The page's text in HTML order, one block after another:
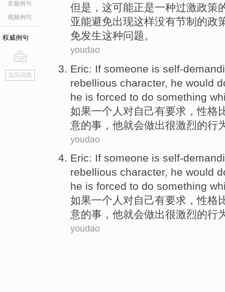
音频例句
视频例句
权威例句
go
top
返回词典
但是 ， 这可能正是一种过激政策
亚能避免出现这样没有节制的政
免发生这种问题。
youdao
Eric: If someone is self-
rebellious character, he would
he is forced to do something
如果一个人 对自己有要求，性格
意的事 ，他就会做出很激烈的行
youdao
Eric: If someone is self-
rebellious character, he would
he is forced to do something
如果一个人 对自己有要求，性格
意的事 ，他就会做出很激烈的行
youdao